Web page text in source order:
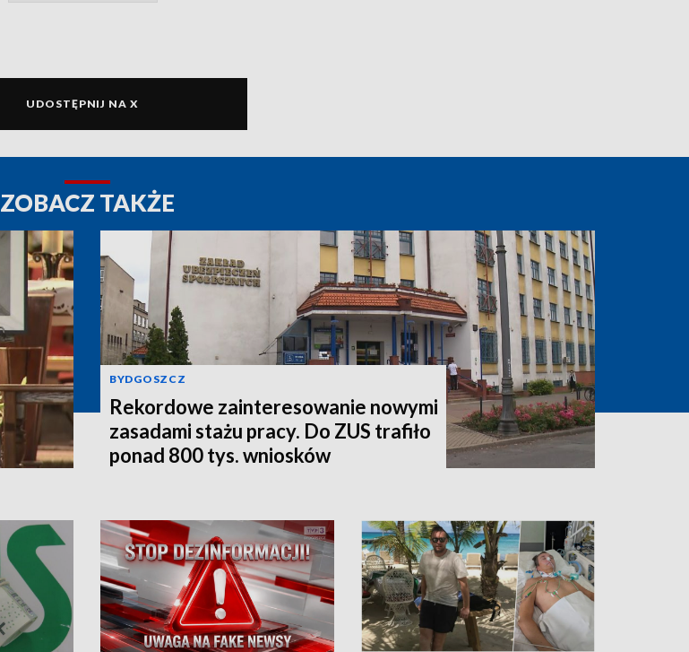
UDOSTĘPNIJ NA X
ZOBACZ TAKŻE
BYDGOSZCZ
Rekordowe zainteresowanie nowymi
zasadami stażu pracy. Do ZUS trafiło
ponad 800 tys. wniosków